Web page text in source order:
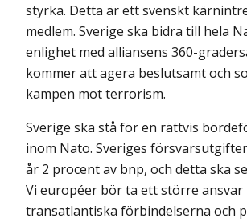
styrka. Detta är ett svenskt
medlem. Sverige ska bidra till hela
enlighet med alliansens 360-
kommer att agera beslutsamt och
kampen mot terrorism.
Sverige ska stå för en rättvis
inom Nato. Sveriges
år 2 procent av bnp, och detta ska
Vi européer bör ta ett större ansvar
transatlantiska förbindelserna och